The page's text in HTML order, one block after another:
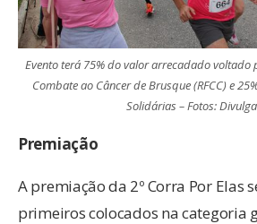
Evento terá 75% do valor arrecadado voltado
Combate ao Câncer de Brusque (RFCC) e
Solidárias – Fotos:
Premiação
A premiação da 2º Corra Por Elas
primeiros colocados na categoria